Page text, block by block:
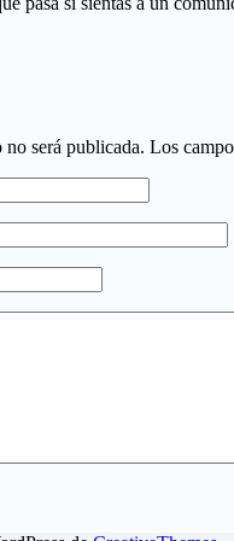
será publicada. Los